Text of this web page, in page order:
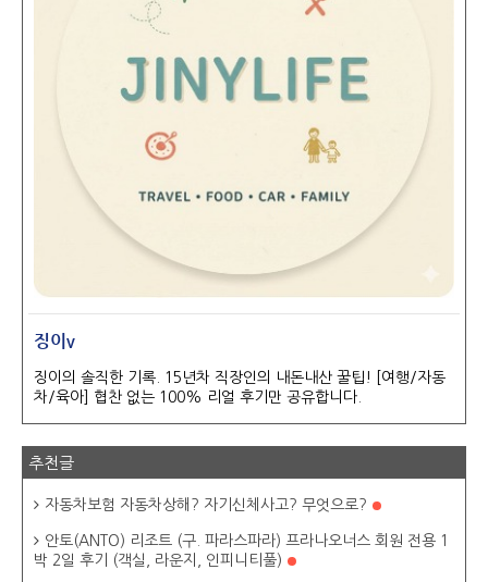
징이v
징이의 솔직한 기록. 15년차 직장인의 내돈내산 꿀팁! [여행/자동
차/육아] 협찬 없는 100% 리얼 후기만 공유합니다.
추천글
자동차보험 자동차상해? 자기신체사고? 무엇으로?
안토(ANTO) 리조트 (구. 파라스파라) 프라나오너스 회원 전용 1
박 2일 후기 (객실, 라운지, 인피니티풀)